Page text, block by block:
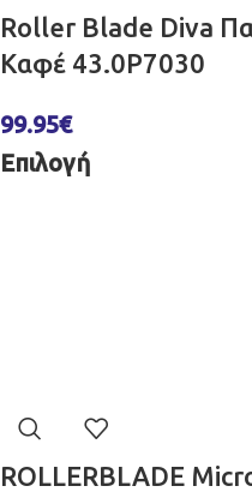
Roller Blade Diva
Καφέ 43.0P7030
99.95€
Επιλογή
ROLLERBLADE